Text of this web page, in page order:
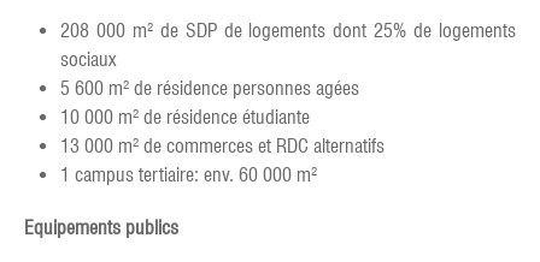
208 000 m² de SDP de logements dont 25% de logements
sociaux
5 600 m² de résidence personnes agées
10 000 m² de résidence étudiante
13 000 m² de commerces et RDC alternatifs
1 campus tertiaire: env. 60 000 m²
Equipements publics